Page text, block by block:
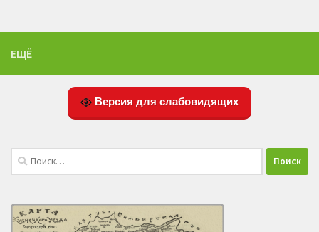
ЕЩЁ
Версия для слабовидящих
Найти: